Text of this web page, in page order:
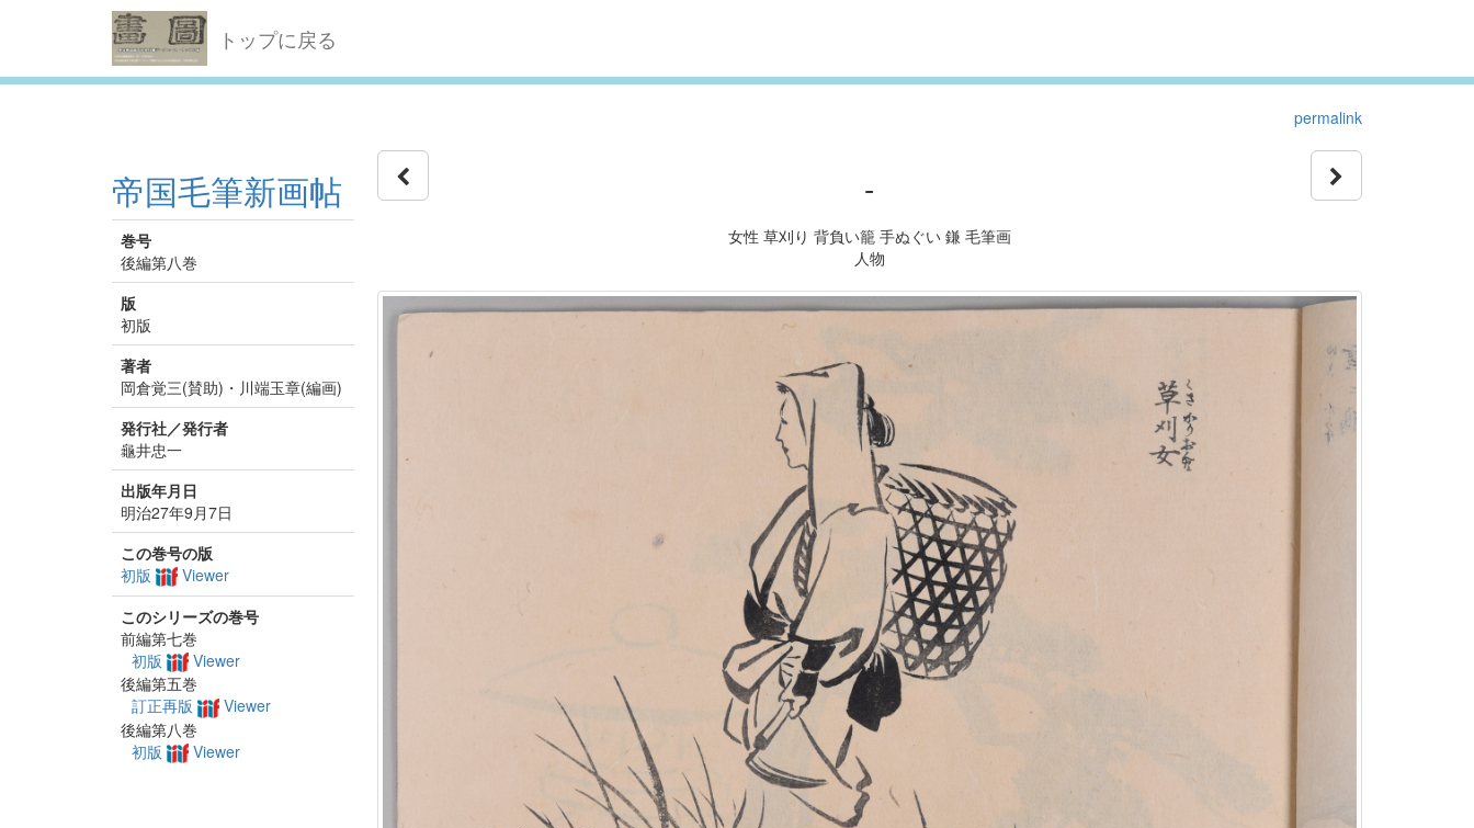
トップに戻る
permalink
帝国毛筆新画帖
巻号
後編第八巻
版
初版
著者
岡倉覚三(賛助)・川端玉章(編画)
発行社／発行者
龜井忠一
出版年月日
明治27年9月7日
この巻号の版
初版
Viewer
このシリーズの巻号
前編第七巻
初版
Viewer
後編第五巻
訂正再版
Viewer
後編第八巻
初版
Viewer
-
女性 草刈り 背負い籠 手ぬぐい 鎌 毛筆画
人物